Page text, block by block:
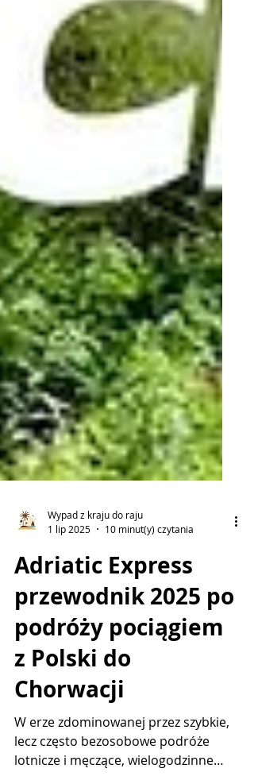
Wypad z kraju do raju
1 lip 2025
10 minut(y) czytania
Adriatic Express
przewodnik 2025 po
podróży pociągiem
z Polski do
Chorwacji
W erze zdominowanej przez szybkie,